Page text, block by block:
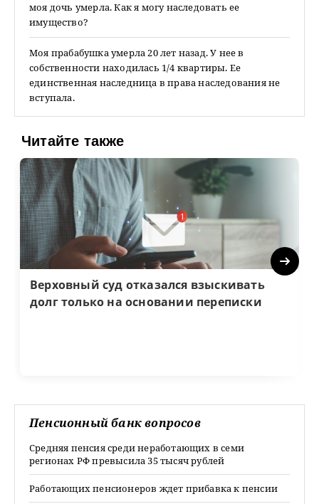
моя дочь умерла. Как я могу наследовать ее
имущество?
Моя прабабушка умерла 20 лет назад. У нее в
собственности находилась 1/4 квартиры. Ее
единственная наследница в права наследования не
вступала.
Читайте также
Верховный суд отказался взыскивать
долг только на основании переписки
Next
Пенсионный банк вопросов
Средняя пенсия среди неработающих в семи
регионах РФ превысила 35 тысяч рублей
Работающих пенсионеров ждет прибавка к пенсии